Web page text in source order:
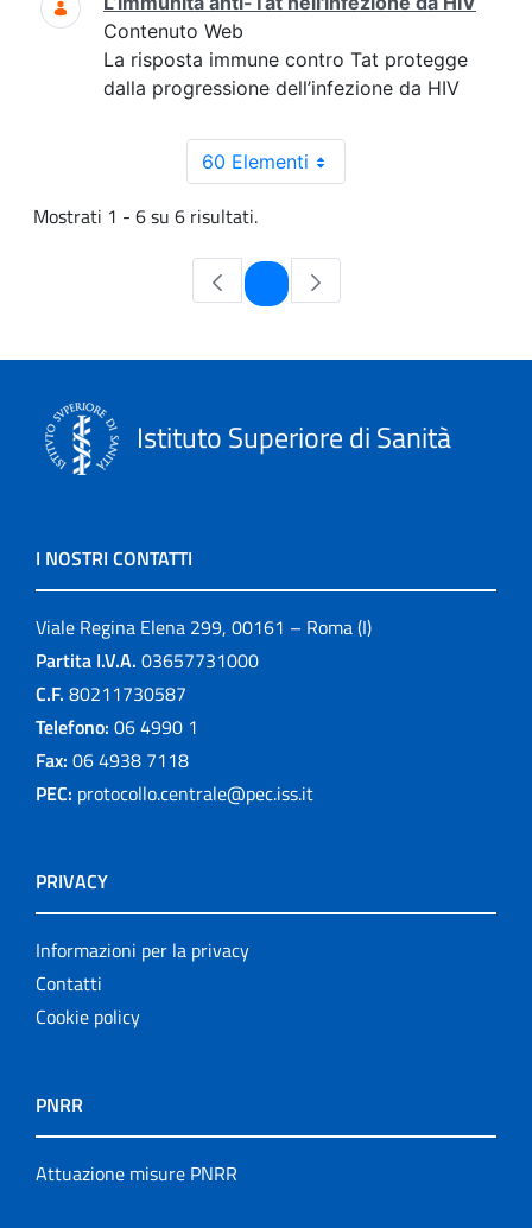
Contenuto Web
La risposta immune contro Tat protegge
dalla progressione dell’infezione da HIV
60 Elementi
Mostrati 1 - 6 su 6 risultati.
Pagina
Istituto Superiore di Sanità
I NOSTRI CONTATTI
Viale Regina Elena 299, 00161 – Roma (I)
Partita I.V.A. 03657731000
C.F. 80211730587
Telefono: 06 4990 1
Fax: 06 4938 7118
PEC: protocollo.centrale@pec.iss.it
PRIVACY
Informazioni per la privacy
Contatti
Cookie policy
PNRR
Attuazione misure PNRR